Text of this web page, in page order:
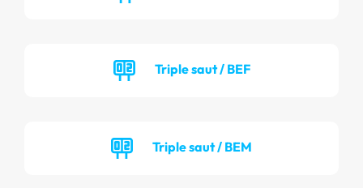
Triple saut / BEF
Triple saut / BEM